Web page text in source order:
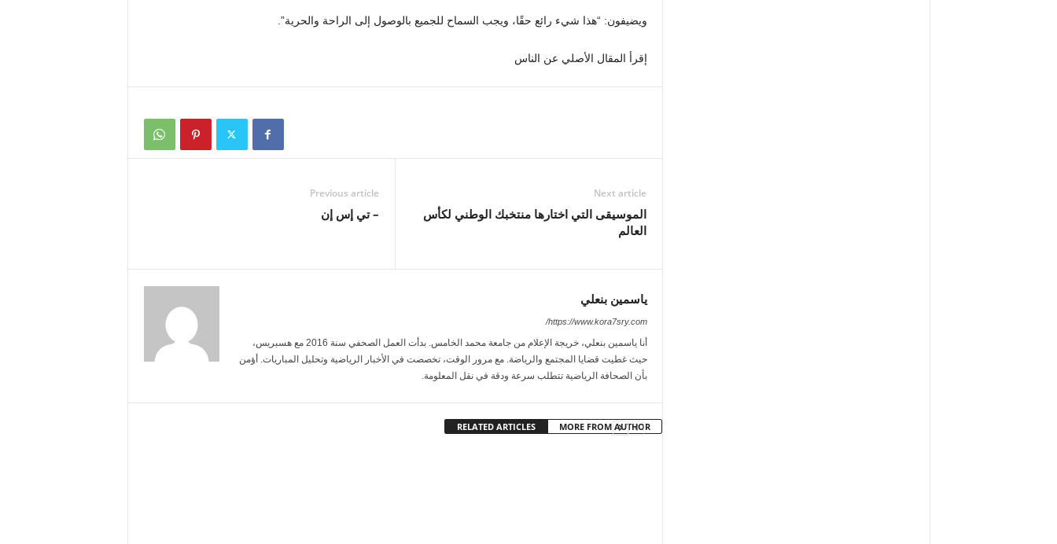
ويضيفون: “هذا شيء رائع حقًا، ويجب السماح للجميع بالوصول إلى الراحة والحرية”.
إقرأ المقال الأصلي عن الناس
Previous article
– تي إس إن
Next article
الموسيقى التي اختارها منتخبك الوطني لكأس
العالم
ياسمين بنعلي
https://www.kora7sry.com/
أنا ياسمين بنعلي، خريجة الإعلام من جامعة محمد الخامس. بدأت العمل الصحفي سنة 2016 مع هسبريس،
حيث غطيت قضايا المجتمع والرياضة. مع مرور الوقت، تخصصت في الأخبار الرياضية وتحليل المباريات. أؤمن
بأن الصحافة الرياضية تتطلب سرعة ودقة في نقل المعلومة.
RELATED ARTICLES MORE FROM AUTHOR